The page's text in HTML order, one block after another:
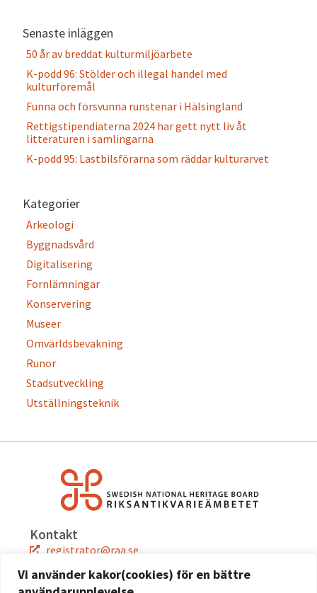
Vi använder kakor(cookies) för en bättre
Senaste inläggen
50 år av breddat kulturmiljöarbete
K-podd 96: Stölder och illegal handel med
kulturföremål
Funna och försvunna runstenar i Hälsingland
Rettigstipendiaterna 2024 har gett nytt liv åt
litteraturen i samlingarna
K-podd 95: Lastbilsförarna som räddar kulturarvet
Kategorier
Arkeologi
Byggnadsvård
Digitalisering
Fornlämningar
Konservering
Museer
Omvärldsbevakning
Runor
Stadsutveckling
Utställningsteknik
Kontakt
registrator@raa.se